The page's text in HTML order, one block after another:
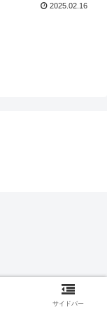
2025.02.16
サイドバー